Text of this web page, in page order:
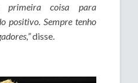
primeira coisa para
positivo. Sempre tenho
disse.